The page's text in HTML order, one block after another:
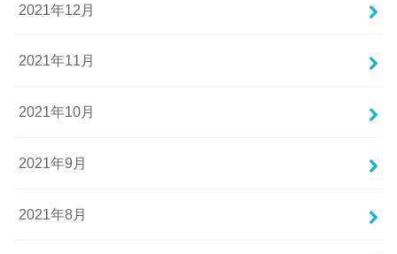
2021年12月
2021年11月
2021年10月
2021年9月
2021年8月